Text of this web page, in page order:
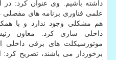
داشته باشیم. وی عنوان کرد: در
علمی فناوری برنامه های مفصلی
هم مشکلی وجود ندارد و با
داخلی سازی کرد. معاون
موتورسیکلت های برقی داخلی
برخوردار می باشند، تصریح کرد: